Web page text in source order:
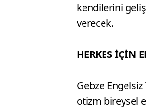
kendilerini
verecek.
HERKES İÇİN
Gebze
otizm bireysel